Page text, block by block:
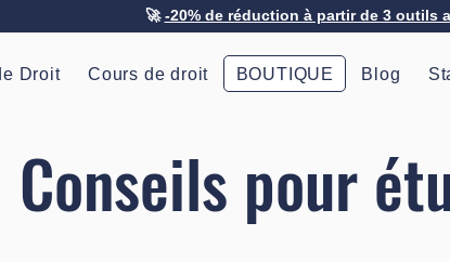
🚀-20% de réduction à partir de 3 outils
Droit Cours de droit BOUTIQUE Blog
Conseils pour